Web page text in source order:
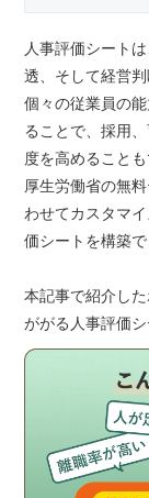
人事評価シート
透、そして経営
個々の従業員の
ることで、採用
度を高めることも
厚生労働省の無
わせてカスタマ
価シートを構築で
本記事で紹介し
ががる人事評価